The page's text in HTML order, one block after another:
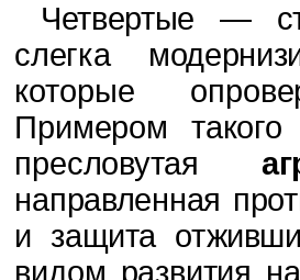
Четвертые —
слегка
которые
Примером
преслову­тая
направленная
и защита
видом развития